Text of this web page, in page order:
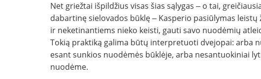
Net griežtai išpildžius visas šias sąlygas ‒ o tai,
dabartinę sielovados būklę ‒ Kasperio pasiūlymas
ir neketinantiems nieko keisti, gauti savo nuodėmių
Tokią praktiką galima būtų interpretuoti dvejopai: arba
esant sunkios nuodėmės būklėje, arba nesantuokiniai
nuodėme.